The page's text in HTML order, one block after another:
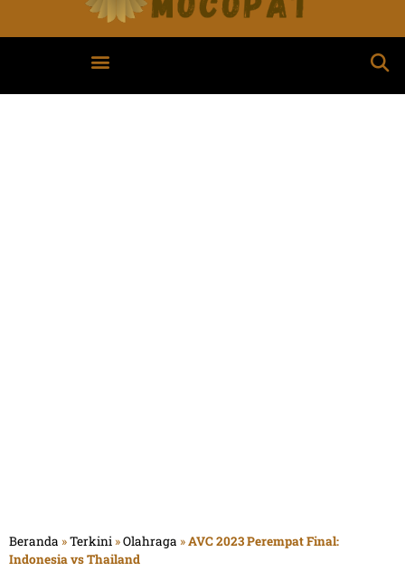
Beranda »Terkini »Olahraga »AVC 2023 Perempat Final:
Indonesia vs Thailand